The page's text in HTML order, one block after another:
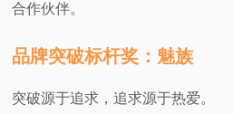
合作伙伴。
品牌突破标杆奖：魅族
突破源于追求，追求源于热爱。